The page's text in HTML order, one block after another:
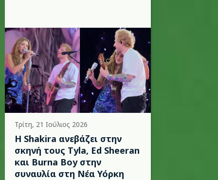
Τρίτη, 21 Ιούλιος 2026
Η Shakira ανεβάζει στην
σκηνή τους Tyla, Ed Sheeran
και Burna Boy στην
συναυλία στη Νέα Υόρκη